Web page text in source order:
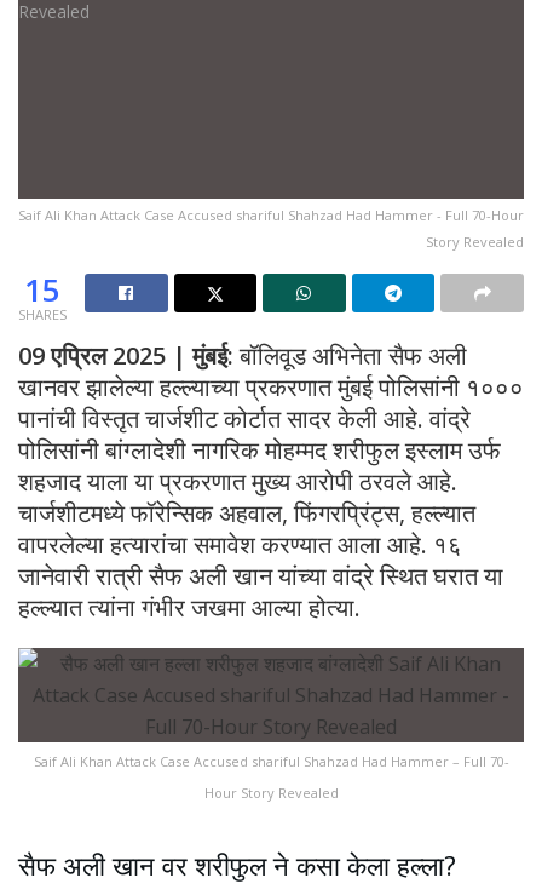
Saif Ali Khan Attack Case Accused shariful Shahzad Had Hammer - Full 70-Hour
Story Revealed
15
SHARES
09 एप्रिल 2025 | मुंबई:बॉलिवूड अभिनेता सैफ अली
खानवर झालेल्या हल्ल्याच्या प्रकरणात मुंबई पोलिसांनी १०००
पानांची विस्तृत चार्जशीट कोर्टात सादर केली आहे. वांद्रे
पोलिसांनी बांग्लादेशी नागरिक मोहम्मद शरीफुल इस्लाम उर्फ
शहजाद याला या प्रकरणात मुख्य आरोपी ठरवले आहे.
चार्जशीटमध्ये फॉरेन्सिक अहवाल, फिंगरप्रिंट्स, हल्ल्यात
वापरलेल्या हत्यारांचा समावेश करण्यात आला आहे. १६
जानेवारी रात्री सैफ अली खान यांच्या वांद्रे स्थित घरात या
हल्ल्यात त्यांना गंभीर जखमा आल्या होत्या.
Saif Ali Khan Attack Case Accused shariful Shahzad Had Hammer – Full 70-
Hour Story Revealed
सैफ अली खान वर शरीफुल ने कसा केला हल्ला?